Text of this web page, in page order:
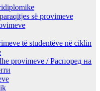
së provimeve
të studentëve në ciklin
provimeve / Распоред на